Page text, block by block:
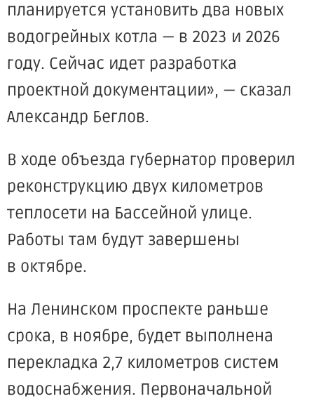
планируется установить два новых
водогрейных котла — в 2023 и 2026
году. Сейчас идет разработка
проектной документации», — сказал
Александр Беглов.
В ходе объезда губернатор проверил
реконструкцию двух километров
теплосети на Бассейной улице.
Работы там будут завершены
в октябре.
На Ленинском проспекте раньше
срока, в ноябре, будет выполнена
перекладка 2,7 километров систем
водоснабжения. Первоначальной